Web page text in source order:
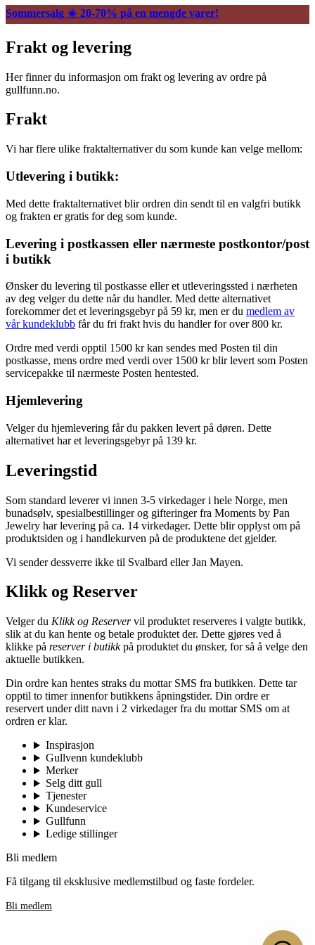
Sommersalg ☀️ 20-70% på en mengde varer!
Frakt og levering
Her finner du informasjon om frakt og levering av ordre på
gullfunn.no.
Frakt
Vi har flere ulike fraktalternativer du som kunde kan velge mellom:
Utlevering i butikk:
Med dette fraktalternativet blir ordren din sendt til en valgfri butikk
og frakten er gratis for deg som kunde.
Levering i postkassen eller nærmeste postkontor/post
i butikk
Ønsker du levering til postkasse eller et utleveringssted i nærheten
av deg velger du dette når du handler. Med dette alternativet
forekommer det et leveringsgebyr på 59 kr, men er du medlem av
vår kundeklubb får du fri frakt hvis du handler for over 800 kr.
Ordre med verdi opptil 1500 kr kan sendes med Posten til din
postkasse, mens ordre med verdi over 1500 kr blir levert som Posten
servicepakke til nærmeste Posten hentested.
Hjemlevering
Velger du hjemlevering får du pakken levert på døren. Dette
alternativet har et leveringsgebyr på 139 kr.
Leveringstid
Som standard leverer vi innen 3-5 virkedager i hele Norge, men
bunadsølv, spesialbestillinger og gifteringer fra Moments by Pan
Jewelry har levering på ca. 14 virkedager. Dette blir opplyst om på
produktsiden og i handlekurven på de produktene det gjelder.
Vi sender dessverre ikke til Svalbard eller Jan Mayen.
Klikk og Reserver
Velger du Klikk og Reservervil produktet reserveres i valgte butikk,
slik at du kan hente og betale produktet der. Dette gjøres ved å
klikke på reserver i butikkpå produktet du ønsker, for så å velge den
aktuelle butikken.
Din ordre kan hentes straks du mottar SMS fra butikken. Dette tar
opptil to timer innenfor butikkens åpningstider. Din ordre er
reservert under ditt navn i 2 virkedager fra du mottar SMS om at
ordren er klar.
Inspirasjon
Gullvenn kundeklubb
Merker
Selg ditt gull
Tjenester
Kundeservice
Gullfunn
Ledige stillinger
Bli medlem
Få tilgang til eksklusive medlemstilbud og faste fordeler.
Bli medlem